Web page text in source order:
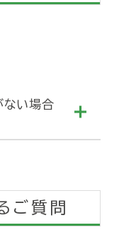
ない場合
ご質問